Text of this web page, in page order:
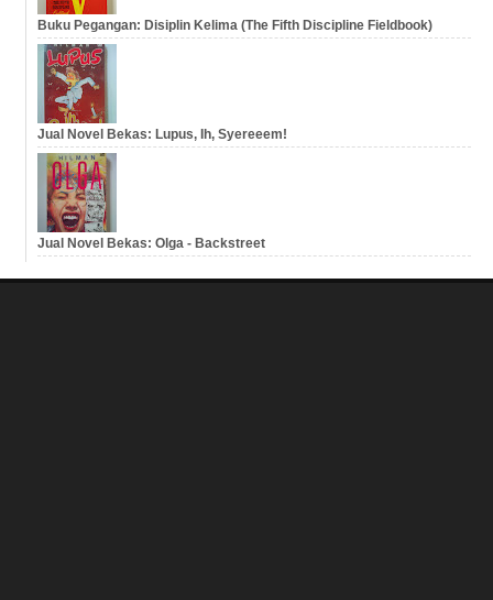
Buku Pegangan: Disiplin Kelima (The Fifth Discipline Fieldbook)
Jual Novel Bekas: Lupus, Ih, Syereeem!
Jual Novel Bekas: Olga - Backstreet